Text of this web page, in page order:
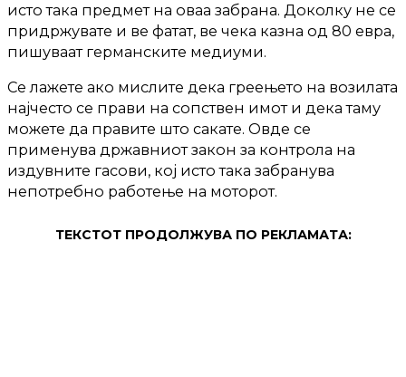
исто така предмет на оваа забрана. Доколку не се
придржувате и ве фатат, ве чека казна од 80 евра,
пишуваат германските медиуми.
Се лажете ако мислите дека греењето на возилата
најчесто се прави на сопствен имот и дека таму
можете да правите што сакате. Овде се
применува државниот закон за контрола на
издувните гасови, кој исто така забранува
непотребно работење на моторот.
ТЕКСТОТ ПРОДОЛЖУВА ПО РЕКЛАМАТА: